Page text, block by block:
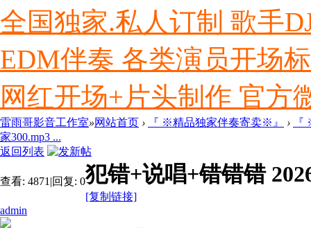
全国独家.私人订制 歌手
EDM伴奏 各类演员开场
网红开场+片头制作 官方
雷雨哥影音工作室»网站首页 › 『 ※精品独家伴奏寄卖※』 ›
家300.mp3 ...
返回列表
查看: 4871 |回复: 0犯错+说唱+错错错
[复制链接]
admin